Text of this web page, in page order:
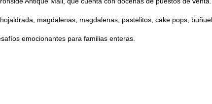
magdalenas, magdalenas, pastelitos, cake pops,
emocionantes para familias enteras.